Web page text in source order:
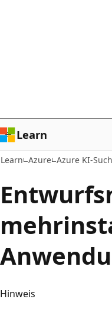
Learn
Learn Azure Azure KI-
Hinweis